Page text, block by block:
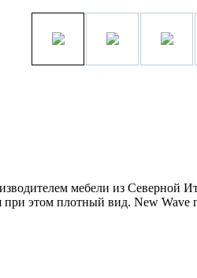
мебели из
этом плотный вид. New